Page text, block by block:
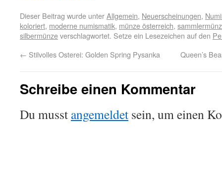
Dieser Beitrag wurde unterAllgemein, Neuerscheinungen,
koloriert, moderne numismatik, münze österreich,
silbermünzeverschlagwortet. Setze ein Lesezeichen auf den
← Stilvolles Osterei: Golden Spring Pysanka Queen’s
Schreibe einen Kommentar
Du musst angemeldet sein, um einen